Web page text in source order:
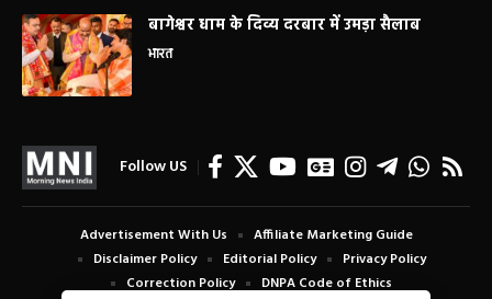
बागेश्वर धाम के दिव्य दरबार में उमड़ा सैलाब
भारत
Follow US
Advertisement With Us
Affiliate Marketing Guide
Disclaimer Policy
Editorial Policy
Privacy Policy
Correction Policy
DNPA Code of Ethics